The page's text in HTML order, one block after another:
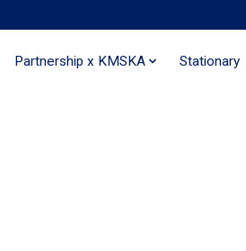
Partnership x KMSKA Stationary